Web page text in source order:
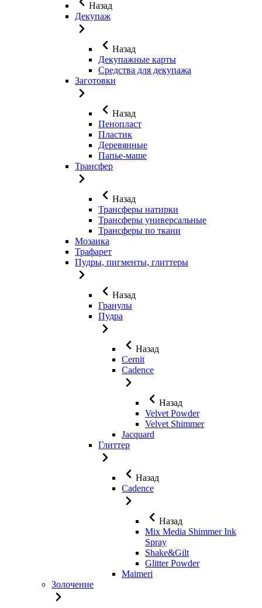
Назад
Декупаж
Назад
Декупажные карты
Средства для декупажа
Заготовки
Назад
Пенопласт
Пластик
Деревянные
Папье-маше
Трансфер
Назад
Трансферы натирки
Трансферы универсальные
Трансферы по ткани
Мозаика
Трафарет
Пудры, пигменты, глиттеры
Назад
Гранулы
Пудра
Назад
Cernit
Cadence
Назад
Velvet Powder
Velvet Shimmer
Jaсquard
Глиттер
Назад
Cadence
Назад
Mix Media Shimmer Ink
Spray
Shake&Gilt
Glitter Powder
Maimeri
Золочение